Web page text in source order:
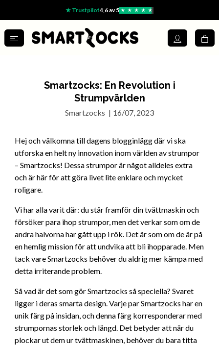
★ Trustpilot4,6 av 5 ★ ★ ★ ★ ★
Smartzocks: En Revolution i
Strumpvärlden
Smartzocks | 16/07, 2023
Hej och välkomna till dagens blogginlägg där vi ska
utforska en helt ny innovation inom världen av strumpor
– Smartzocks! Dessa strumpor är något alldeles extra
och är här för att göra livet lite enklare och mycket
roligare.
Vi har alla varit där: du står framför din tvättmaskin och
försöker para ihop strumpor, men det verkar som om de
andra halvorna har gått upp i rök. Det är som om de är på
en hemlig mission för att undvika att bli ihopparade. Men
tack vare Smartzocks behöver du aldrig mer kämpa med
detta irriterande problem.
Så vad är det som gör Smartzocks så speciella? Svaret
ligger i deras smarta design. Varje par Smartzocks har en
unik färg på insidan, och denna färg korresponderar med
strumpornas storlek och längd. Det betyder att när du
plockar ut dem ur tvättmaskinen, behöver du bara titta